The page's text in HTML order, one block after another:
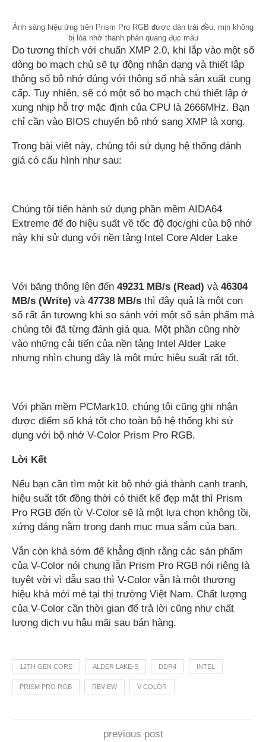
Ánh sáng hiệu ứng trên Prism Pro RGB được dàn trải đều, mịn không
bị lóa nhờ thanh phản quang đục màu
Do tương thích với chuẩn XMP 2.0, khi lắp vào một số
dòng bo mạch chủ sẽ tự động nhận dạng và thiết lập
thông số bộ nhớ đúng với thông số nhà sản xuất cung
cấp. Tuy nhiên, sẽ có một số bo mạch chủ thiết lập ở
xung nhịp hỗ trợ mặc định của CPU là 2666MHz. Bạn
chỉ cần vào BIOS chuyển bộ nhớ sang XMP là xong.
Trong bài viết này, chúng tôi sử dụng hệ thống đánh
giá có cấu hình như sau:
Chúng tôi tiến hành sử dụng phần mềm AIDA64
Extreme để đo hiệu suất về tốc độ đọc/ghi của bộ nhớ
này khi sử dụng với nền tảng Intel Core Alder Lake
Với băng thông lên đến 49231 MB/s (Read) và 46304
MB/s (Write) và 47738 MB/s thì đây quả là một con
số rất ấn tưowng khi so sánh với một số sản phẩm mà
chúng tôi đã từng đánh giá qua. Một phần cũng nhờ
vào những cải tiến của nền tảng Intel Alder Lake
nhưng nhìn chung đây là một mức hiệu suất rất tốt.
Với phần mềm PCMark10, chúng tôi cũng ghi nhận
được điểm số khá tốt cho toàn bộ hệ thống khi sử
dụng với bộ nhớ V-Color Prism Pro RGB.
Lời Kết
Nếu bạn cần tìm một kit bộ nhớ giá thành cạnh tranh,
hiệu suất tốt đồng thời có thiết kế đẹp mặt thì Prism
Pro RGB đến từ V-Color sẽ là một lựa chọn không tồi,
xứng đáng nằm trong danh mục mua sắm của bạn.
Vẫn còn khá sớm để khẳng định rằng các sản phẩm
của V-Color nói chung lẫn Prism Pro RGB nói riêng là
tuyệt vời vì dẫu sao thì V-Color vẫn là một thương
hiệu khá mới mẻ tại thị trường Việt Nam. Chất lượng
của V-Color cần thời gian để trả lời cũng như chất
lượng dịch vụ hậu mãi sau bán hàng.
12TH GEN CORE ALDER LAKE-S DDR4 INTEL
PRISM PRO RGB REVIEW V-COLOR
previous post